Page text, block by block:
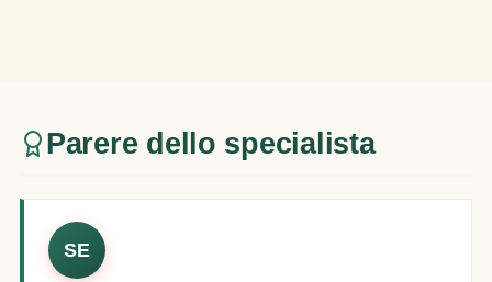
Parere dello specialista
SE